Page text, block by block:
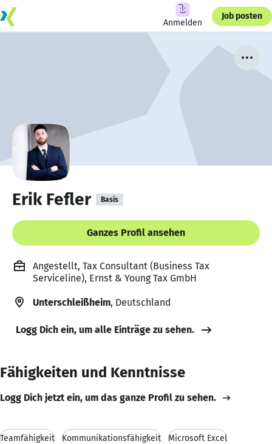
Anmelden
Job posten
Erik Fefler Basis
Ganzes Profil ansehen
Angestellt, Tax Consultant (Business Tax
Serviceline), Ernst & Young Tax GmbH
Unterschleißheim, Deutschland
Logg Dich ein, um alle Einträge zu sehen.
Fähigkeiten und Kenntnisse
Logg Dich jetzt ein, um das ganze Profil zu sehen.
Teamfähigkeit Kommunikationsfähigkeit Microsoft Excel